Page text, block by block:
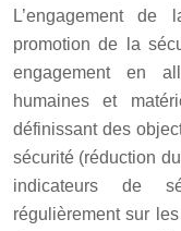
L’engagement
promotion de la
engagement en
humaines et
définissant des
sécurité (réduction
indicateurs de
régulièrement sur